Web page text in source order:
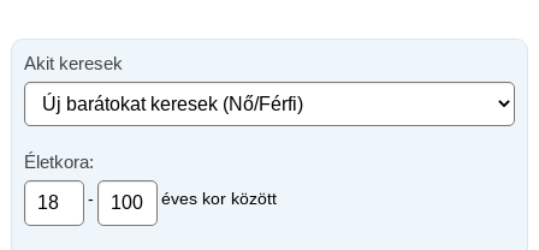
Akit keresek
Életkora:
- éves kor között